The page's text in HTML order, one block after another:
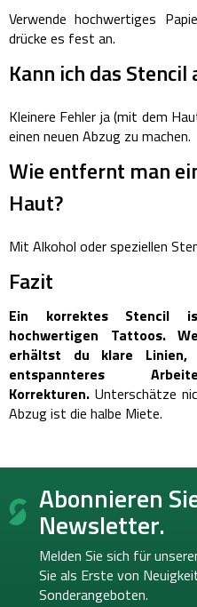
Verwende hochwertiges
drücke es fest an.
Kann ich das Stencil
Kleinere Fehler ja (mit dem
einen neuen Abzug zu machen.
Wie entfernt man
Haut?
Mit Alkohol oder speziellen
Fazit
Ein korrektes Stencil
hochwertigen Tattoos.
erhältst du klare Linien,
entspannteres
Korrekturen. Unterschätze
Abzug ist die halbe Miete.
F
ß Abonnieren
Newsletter.
Melden Sie sich für
Sie als Erste von
Sonderangeboten.